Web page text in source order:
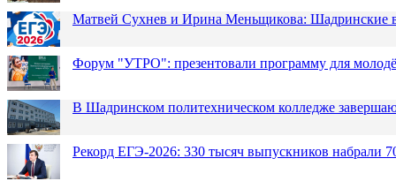
Матвей Сухнев и Ирина Меньщикова: Шадринские
Форум "УТРО": презентовали программу для
В Шадринском политехническом колледже
Рекорд ЕГЭ-2026: 330 тысяч выпускников набрали